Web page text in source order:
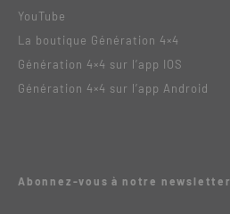
YouTube
La boutique Génération 4×4
Génération 4×4 sur l’app IOS
Génération 4×4 sur l’app Android
Abonnez-vous à notre newsletter